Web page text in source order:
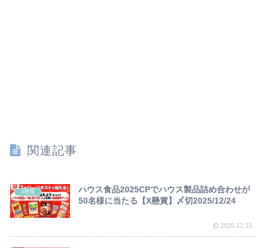
関連記事
X懸賞
ハウス食品2025CPでハウス製品詰め合わせが
50名様に当たる【X懸賞】〆切2025/12/24
2025.12.15